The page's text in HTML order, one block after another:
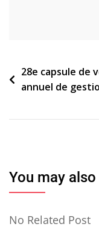
Navigation
de
28e capsule de
annuel de
You may
No Related Post